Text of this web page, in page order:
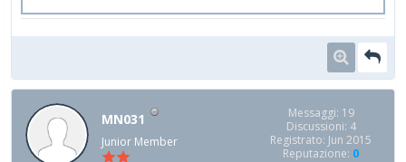
MN031
Junior Member
Messaggi: 19
Discussioni: 4
Registrato: Jun 2015
Reputazione: 0